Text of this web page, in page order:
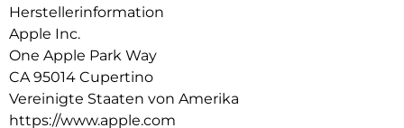
48 MP Fusion Kamera-System mit 2x Zoom in optischer
Qualität. Mach einfach perfekte Aufnahmen – direkt von dort,
wo du stehst.
18MP CENTER STAGE FRONTKAMERA.
Flexible Bildausschnitte. Smarte Gruppenselfies, Videos mit
doppelter Aufnahme von Front- und Rückkamera und mehr.
Herstellerinformation
Apple Inc.
One Apple Park Way
CA 95014 Cupertino
Vereinigte Staaten von Amerika
https://www.apple.com